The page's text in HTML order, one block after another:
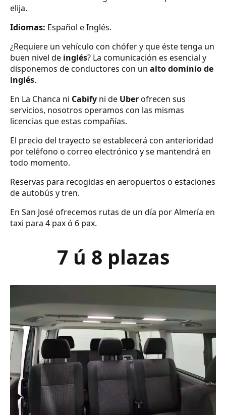
elija.
Idiomas: Español e Inglés.
¿Requiere un vehículo con chófer y que éste tenga un
buen nivel de inglés? La comunicación es esencial y
disponemos de conductores con un alto dominio de
inglés.
En La Chanca ni Cabify ni de Uberofrecen sus
servicios, nosotros operamos con las mismas
licencias que estas compañías.
El precio del trayecto se establecerá con anterioridad
por teléfono o correo electrónico y se mantendrá en
todo momento.
Reservas para recogidas en aeropuertos o estaciones
de autobús y tren.
En San José ofrecemos rutas de un día por Almería en
taxi para 4 pax ó 6 pax.
7 ú 8 plazas